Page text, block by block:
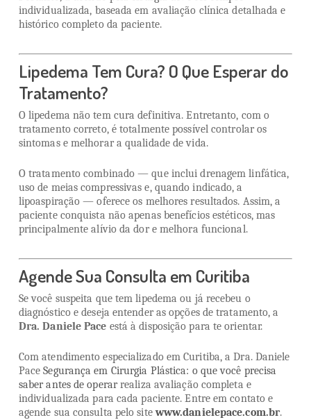
individualizada, baseada em avaliação clínica detalhada e
histórico completo da paciente.
Lipedema Tem Cura? O Que Esperar do
Tratamento?
O lipedema não tem cura definitiva. Entretanto, com o
tratamento correto, é totalmente possível controlar os
sintomas e melhorar a qualidade de vida.
O tratamento combinado — que inclui drenagem linfática,
uso de meias compressivas e, quando indicado, a
lipoaspiração — oferece os melhores resultados. Assim, a
paciente conquista não apenas benefícios estéticos, mas
principalmente alívio da dor e melhora funcional.
Agende Sua Consulta em Curitiba
Se você suspeita que tem lipedema ou já recebeu o
diagnóstico e deseja entender as opções de tratamento, a
Dra. Daniele Pace está à disposição para te orientar.
Com atendimento especializado em Curitiba, a Dra. Daniele
PaceSegurança em Cirurgia Plástica: o que você precisa
saber antes de operarrealiza avaliação completa e
individualizada para cada paciente. Entre em contato e
agende sua consulta pelo sitewww.danielepace.com.br.